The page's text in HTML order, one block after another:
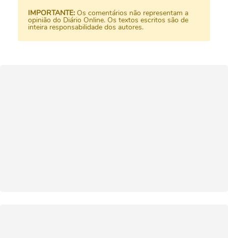
IMPORTANTE: Os comentários não representam a
opinião do Diário Online. Os textos escritos são de
inteira responsabilidade dos autores.